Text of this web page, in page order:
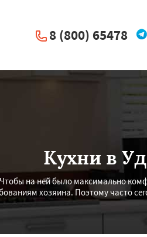
8 (800) 65478
Кухни в
на ней было максимально
хозяина. Поэтому часто